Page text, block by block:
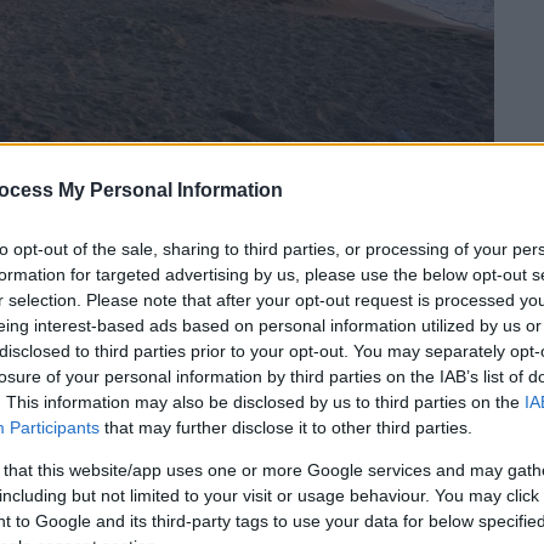
My Personal Information
opt-out of the sale, sharing to third parties, or processing of your
for targeted advertising by us, please use the below opt-out
selection. Please note that after your opt-out request is processed
interest-based ads based on personal information utilized by us
to third parties prior to your opt-out. You may separately
of your personal information by third parties on the IAB’s list of
This information may also be disclosed by us to third parties on the
Participants that may further disclose it to other third parties.
that this website/app uses one or more Google services and may
but not limited to your visit or usage behaviour. You may
to Google and its third-party tags to use your data for below
σε τροχαίο δυστύχημα στη Μύκονοενώ
πάρτι της, καθώς σελίγες εβδομάδες
«νησί των Ανέμων»μαζί με φίλες τηςγια
υπόαδιευκρίνιστες μέχρι στιγμής
για ταακριβή αίτιανα βρίσκεται σε
τα πάντα.